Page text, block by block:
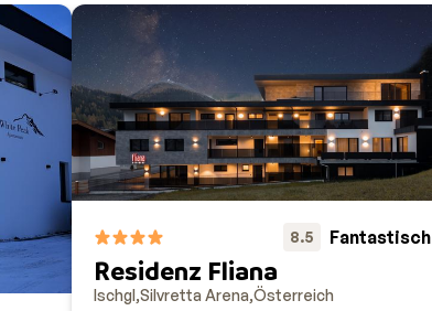
8.5 Fantastisch
Residenz Fliana
Ischgl Silvretta Arena Österreich